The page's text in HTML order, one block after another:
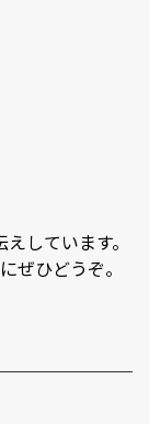
えしています。
ぜひどうぞ。